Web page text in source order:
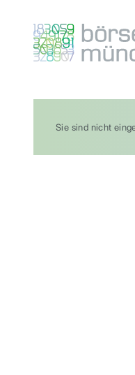
Sie sind nicht